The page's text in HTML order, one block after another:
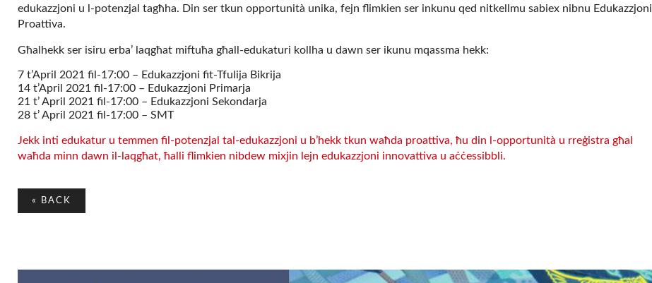
edukazzjoni u l-potenzjal tagħha. Din ser tkun opportunità unika, fejn flimkien ser inkunu qed nitkellmu sabiex nibnu Edukazzjoni
Proattiva.
Għalhekk ser isiru erba’ laqgħat miftuħa għall-edukaturi kollha u dawn ser ikunu mqassma hekk:
7 t’April 2021 fil-17:00 – Edukazzjoni fit-Tfulija Bikrija
14 t’April 2021 fil-17:00 – Edukazzjoni Primarja
21 t’ April 2021 fil-17:00 – Edukazzjoni Sekondarja
28 t’ April 2021 fil-17:00 – SMT
Jekk inti edukatur u temmen fil-potenzjal tal-edukazzjoni u b’hekk tkun waħda proattiva, ħu din l-opportunità u rreġistra għal
waħda minn dawn il-laqgħat, ħalli flimkien nibdew mixjin lejn edukazzjoni innovattiva u aċċessibbli.
« BACK